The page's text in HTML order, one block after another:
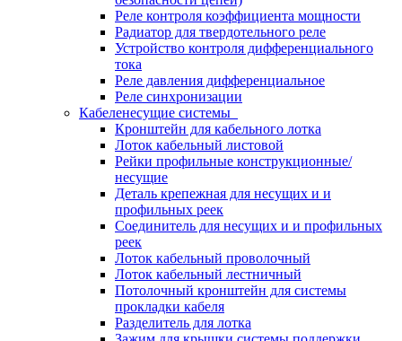
Реле контроля коэффициента мощности
Радиатор для твердотельного реле
Устройство контроля дифференциального
тока
Реле давления дифференциальное
Реле синхронизации
Кабеленесущие системы
Кронштейн для кабельного лотка
Лоток кабельный листовой
Рейки профильные конструкционные/
несущие
Деталь крепежная для несущих и и
профильных реек
Соединитель для несущих и и профильных
реек
Лоток кабельный проволочный
Лоток кабельный лестничный
Потолочный кронштейн для системы
прокладки кабеля
Разделитель для лотка